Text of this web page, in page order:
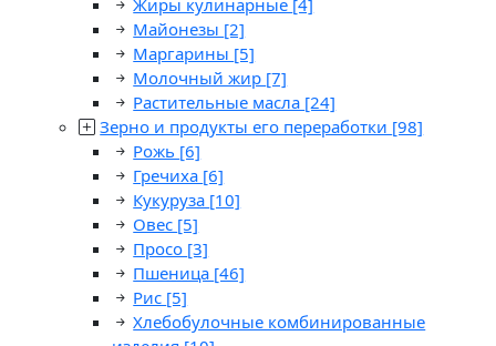
Жиры кулинарные [4]
Майонезы [2]
Маргарины [5]
Молочный жир [7]
Растительные масла [24]
Зерно и продукты его переработки [98]
Рожь [6]
Гречиха [6]
Кукуруза [10]
Овес [5]
Просо [3]
Пшеница [46]
Рис [5]
Хлебобулочные комбинированные